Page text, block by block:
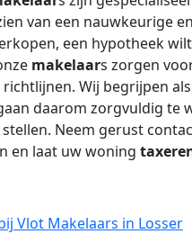
van een nauwkeurige
een hypotheek
makelaars zorgen
Wij begrijpen
daarom zorgvuldig te
Neem gerust
en laat uw woning
Vlot Makelaars in Losser